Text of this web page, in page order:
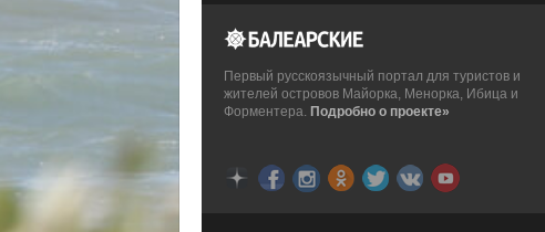
Первый русскоязычный портал для туристов и
жителей островов Майорка, Менорка, Ибица и
Форментера. Подробно о проекте»